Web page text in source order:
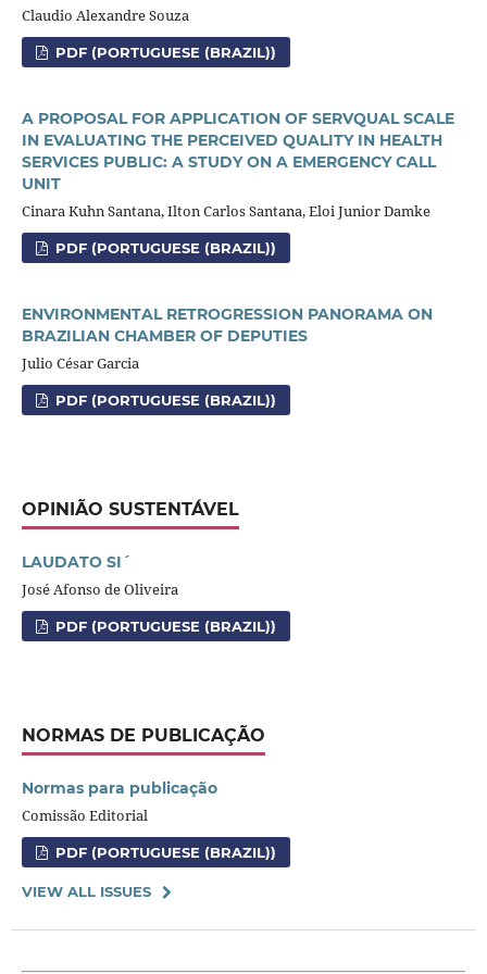
Claudio Alexandre Souza
PDF (PORTUGUESE (BRAZIL))
A PROPOSAL FOR APPLICATION OF SERVQUAL SCALE
IN EVALUATING THE PERCEIVED QUALITY IN HEALTH
SERVICES PUBLIC: A STUDY ON A EMERGENCY CALL
UNIT
Cinara Kuhn Santana, Ilton Carlos Santana, Eloi Junior Damke
PDF (PORTUGUESE (BRAZIL))
ENVIRONMENTAL RETROGRESSION PANORAMA ON
BRAZILIAN CHAMBER OF DEPUTIES
Julio César Garcia
PDF (PORTUGUESE (BRAZIL))
OPINIÃO SUSTENTÁVEL
LAUDATO SI´
José Afonso de Oliveira
PDF (PORTUGUESE (BRAZIL))
NORMAS DE PUBLICAÇÃO
Normas para publicação
Comissão Editorial
PDF (PORTUGUESE (BRAZIL))
VIEW ALL ISSUES